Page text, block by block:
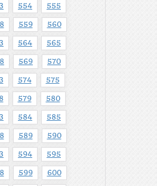
554 555
559 560
564 565
569 570
574 575
579 580
584 585
589 590
594 595
599 600